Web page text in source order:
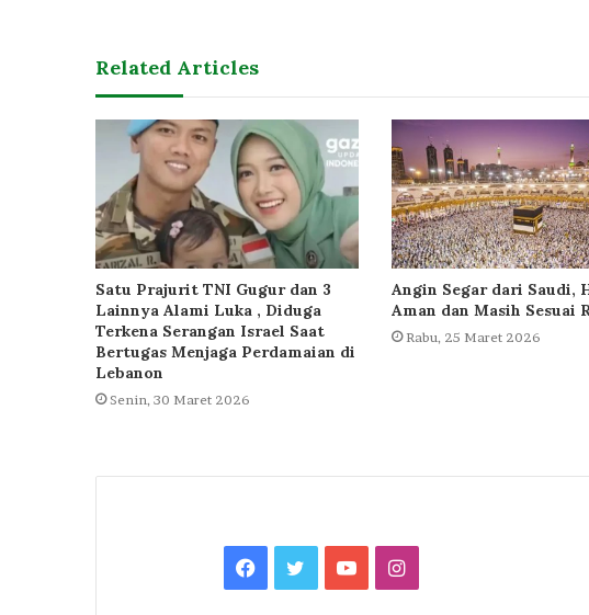
Related Articles
Satu Prajurit TNI Gugur dan 3
Lainnya Alami Luka , Diduga
Terkena Serangan Israel Saat
Bertugas Menjaga Perdamaian di
Lebanon
Senin, 30 Maret 2026
Angin Segar dari Saudi,
Aman dan Masih Sesuai
Rabu, 25 Maret 2026
Facebook
TwitterYouTubeInstagram